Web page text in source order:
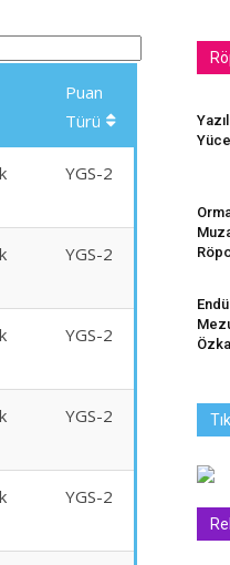
Puan
Türü
YGS-2
YGS-2
YGS-2
YGS-2
YGS-2